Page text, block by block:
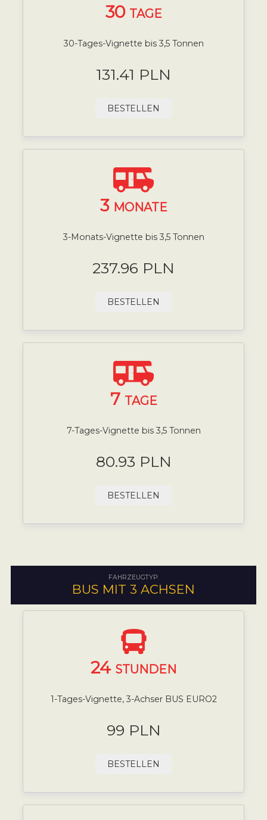
30 TAGE
30-Tages-Vignette bis 3,5 Tonnen
131.41 PLN
BESTELLEN
3 MONATE
3-Monats-Vignette bis 3,5 Tonnen
237.96 PLN
BESTELLEN
7 TAGE
7-Tages-Vignette bis 3,5 Tonnen
80.93 PLN
BESTELLEN
FAHRZEUGTYP:
BUS MIT 3 ACHSEN
24 STUNDEN
1-Tages-Vignette, 3-Achser BUS EURO2
99 PLN
BESTELLEN